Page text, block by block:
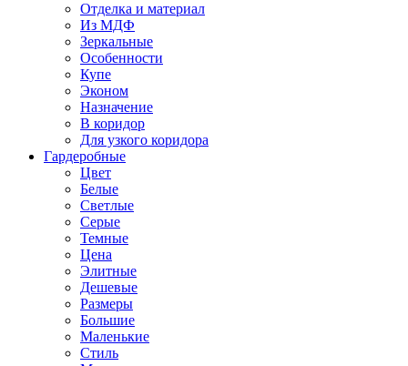
Отделка и материал
Из МДФ
Зеркальные
Особенности
Купе
Эконом
Назначение
В коридор
Для узкого коридора
Гардеробные
Цвет
Белые
Светлые
Серые
Темные
Цена
Элитные
Дешевые
Размеры
Большие
Маленькие
Стиль